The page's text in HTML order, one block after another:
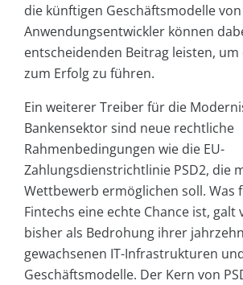
die künftigen Geschäftsmodelle
Anwendungsentwickler können
entscheidenden Beitrag leisten, um
zum Erfolg zu führen.
Ein weiterer Treiber für die
Bankensektor sind neue rechtliche
Rahmenbedingungen wie die EU-
Zahlungsdienstrichtlinie PSD2, die
Wettbewerb ermöglichen soll. Was
Fintechs eine echte Chance ist, galt
bisher als Bedrohung ihrer
gewachsenen IT-Infrastrukturen
Geschäftsmodelle. Der Kern von